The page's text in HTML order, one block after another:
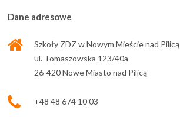
Dane adresowe
Szkoły ZDZ w Nowym Mieście nad Pilicą
ul. Tomaszowska 123/40a
26-420 Nowe Miasto nad Pilicą
+48 48 674 10 03